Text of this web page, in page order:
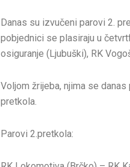
Danas su izvučeni parovi 2.
pobjednici se plasiraju u
osiguranje (Ljubuški), RK
Voljom žrijeba, njima se
pretkola.
Parovi 2.pretkola: